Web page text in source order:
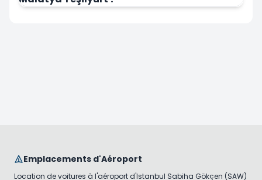
Emplacements d'Aéroport
Location de voitures à l'aéroport d'Istanbul Sabiha Gökçen (SAW)